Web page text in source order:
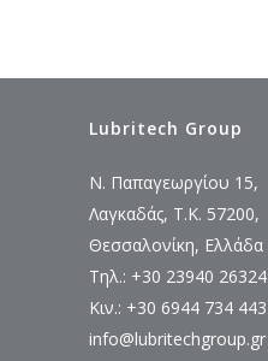
Lubritech Group
Ν. Παπαγεωργίου 15,
Λαγκαδάς, Τ.Κ. 57200,
Θεσσαλονίκη, Ελλάδα
Τηλ.: +30 23940 26324
Κιν.: +30 6944 734 443
info@lubritechgroup.gr